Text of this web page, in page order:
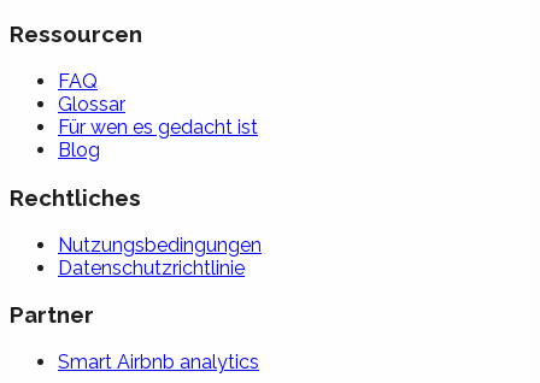
Ressourcen
FAQ
Glossar
Für wen es gedacht ist
Blog
Rechtliches
Nutzungsbedingungen
Datenschutzrichtlinie
Partner
Smart Airbnb analytics